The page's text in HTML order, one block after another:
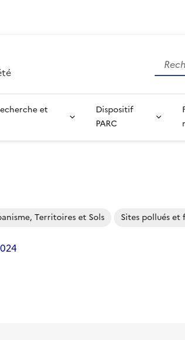
et
Dispositif
PARC
Territoires et Sols Sites pollués et